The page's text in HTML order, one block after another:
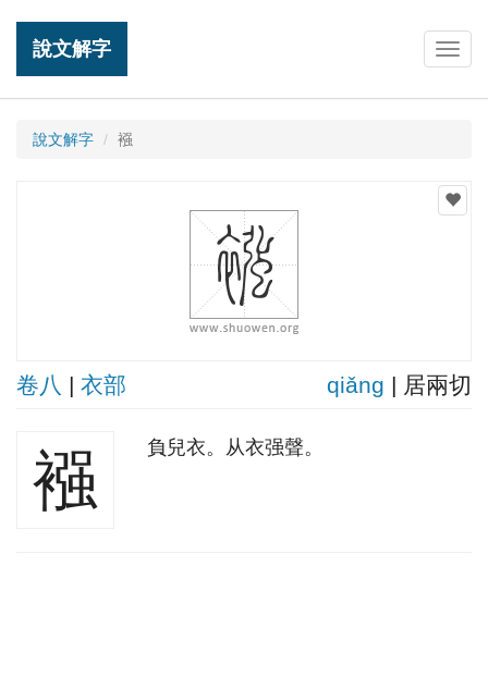
說文解字
說文解字 襁
卷八 | 衣部 qiǎnɡ | 居兩切
襁 負兒衣。从衣强聲。